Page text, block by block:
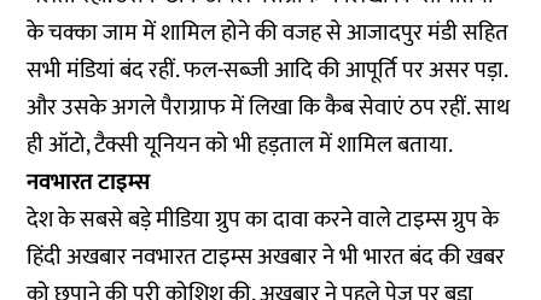
के चक्का जाम में शामिल होने की वजह से आजादपुर मंडी सहित
सभी मंडियां बंद रहीं. फल-सब्जी आदि की आपूर्ति पर असर पड़ा.
और उसके अगले पैराग्राफ में लिखा कि कैब सेवाएं ठप रहीं. साथ
ही ऑटो, टैक्सी यूनियन को भी हड़ताल में शामिल बताया.
नवभारत टाइम्स
देश के सबसे बड़े मीडिया ग्रुप का दावा करने वाले टाइम्स ग्रुप के
हिंदी अखबार नवभारत टाइम्स अखबार ने भी भारत बंद की खबर